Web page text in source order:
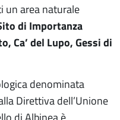
un area naturale
di Importanza
Ca’ del Lupo, Gessi di
denominata
Direttiva dell’Unione
di Albinea è